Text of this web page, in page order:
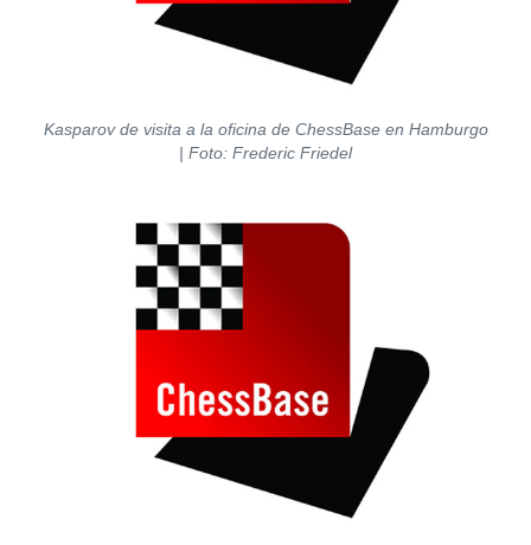
Kasparov de visita a la oficina de ChessBase en Hamburgo
| Foto: Frederic Friedel